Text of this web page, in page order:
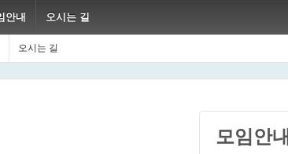
안내 오시는 길
오시는 길
모임안내